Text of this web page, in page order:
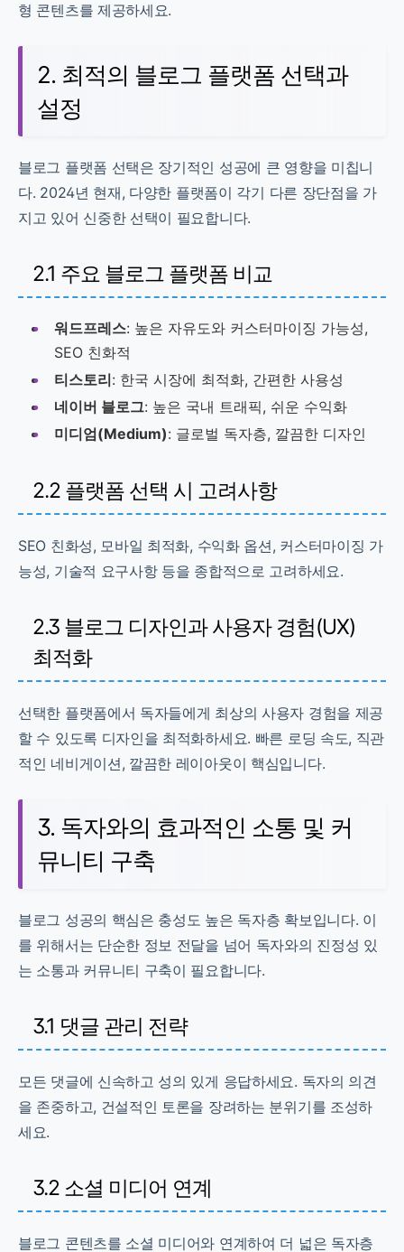
형 콘텐츠를 제공하세요.
2. 최적의 블로그 플랫폼 선택과
설정
블로그 플랫폼 선택은 장기적인 성공에 큰 영향을 미칩니
다. 2024년 현재, 다양한 플랫폼이 각기 다른 장단점을 가
지고 있어 신중한 선택이 필요합니다.
2.1 주요 블로그 플랫폼 비교
워드프레스: 높은 자유도와 커스터마이징 가능성,
SEO 친화적
티스토리: 한국 시장에 최적화, 간편한 사용성
네이버 블로그: 높은 국내 트래픽, 쉬운 수익화
미디엄(Medium): 글로벌 독자층, 깔끔한 디자인
2.2 플랫폼 선택 시 고려사항
SEO 친화성, 모바일 최적화, 수익화 옵션, 커스터마이징 가
능성, 기술적 요구사항 등을 종합적으로 고려하세요.
2.3 블로그 디자인과 사용자 경험(UX)
최적화
선택한 플랫폼에서 독자들에게 최상의 사용자 경험을 제공
할 수 있도록 디자인을 최적화하세요. 빠른 로딩 속도, 직관
적인 네비게이션, 깔끔한 레이아웃이 핵심입니다.
3. 독자와의 효과적인 소통 및 커
뮤니티 구축
블로그 성공의 핵심은 충성도 높은 독자층 확보입니다. 이
를 위해서는 단순한 정보 전달을 넘어 독자와의 진정성 있
는 소통과 커뮤니티 구축이 필요합니다.
3.1 댓글 관리 전략
모든 댓글에 신속하고 성의 있게 응답하세요. 독자의 의견
을 존중하고, 건설적인 토론을 장려하는 분위기를 조성하
세요.
3.2 소셜 미디어 연계
블로그 콘텐츠를 소셜 미디어와 연계하여 더 넓은 독자층